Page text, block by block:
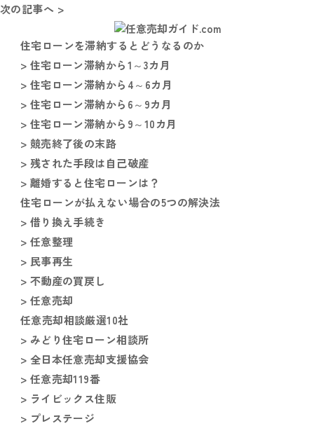
次の記事へ >
住宅ローンを滞納するとどうなるのか
> 住宅ローン滞納から1～3カ月
> 住宅ローン滞納から4～6カ月
> 住宅ローン滞納から6～9カ月
> 住宅ローン滞納から9～10カ月
> 競売終了後の末路
> 残された手段は自己破産
> 離婚すると住宅ローンは？
住宅ローンが払えない場合の5つの解決法
> 借り換え手続き
> 任意整理
> 民事再生
> 不動産の買戻し
> 任意売却
任意売却相談厳選10社
> みどり住宅ローン相談所
> 全日本任意売却支援協会
> 任意売却119番
> ライビックス住販
> プレステージ